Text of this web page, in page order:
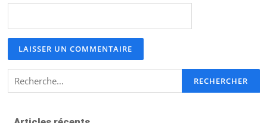
Rechercher :